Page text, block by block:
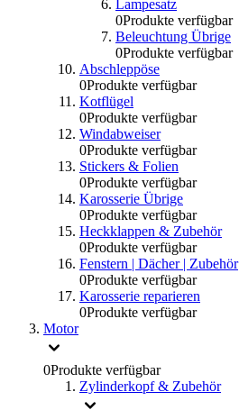
Lampesatz
0Produkte verfügbar
Beleuchtung Übrige
0Produkte verfügbar
Abschleppöse
0Produkte verfügbar
Kotflügel
0Produkte verfügbar
Windabweiser
0Produkte verfügbar
Stickers & Folien
0Produkte verfügbar
Karosserie Übrige
0Produkte verfügbar
Heckklappen & Zubehör
0Produkte verfügbar
Fenstern | Dächer | Zubehör
0Produkte verfügbar
Karosserie reparieren
0Produkte verfügbar
Motor
0Produkte verfügbar
Zylinderkopf & Zubehör